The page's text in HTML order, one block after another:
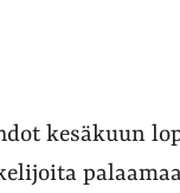
kesäkuun